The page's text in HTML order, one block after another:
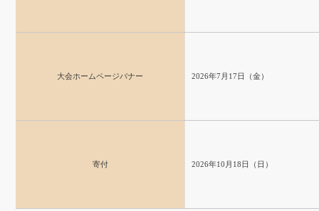
大会ホームページバナー 2026年7月17日（金）
寄付 2026年10月18日（日）